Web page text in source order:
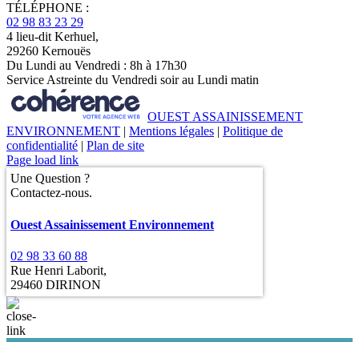
TÉLÉPHONE :
02 98 83 23 29
4 lieu-dit Kerhuel,
29260 Kernouës
Du Lundi au Vendredi : 8h à 17h30
Service Astreinte du Vendredi soir au Lundi matin
OUEST ASSAINISSEMENT
ENVIRONNEMENT | Mentions légales | Politique de
confidentialité | Plan de site
Page load link
Une Question ?
Contactez-nous.
Ouest Assainissement Environnement
02 98 33 60 88
Rue Henri Laborit,
29460 DIRINON